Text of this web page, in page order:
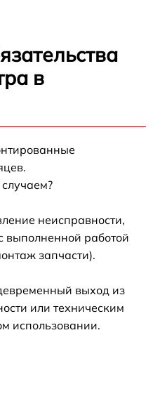
в
неисправности,
выполненной работой
запчасти).
выход из
или техническим
использовании.